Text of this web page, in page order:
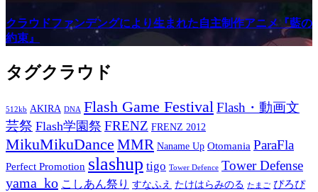
クラウドファンデングにより生まれた自主制作アニメ『藍の
約束』
タグクラウド
512kb AKIRA DNA Flash Game FestivalFlash・動画文
芸祭 Flash学園祭 FRENZ FRENZ 2012
MikuMikuDance MMR Naname Up Otomania ParaFla
Perfect Promotion slashup tigo Tower Defence Tower Defense
yama_ko こしあん祭り すなふえ たけはらみのる たまご ぴろぴ